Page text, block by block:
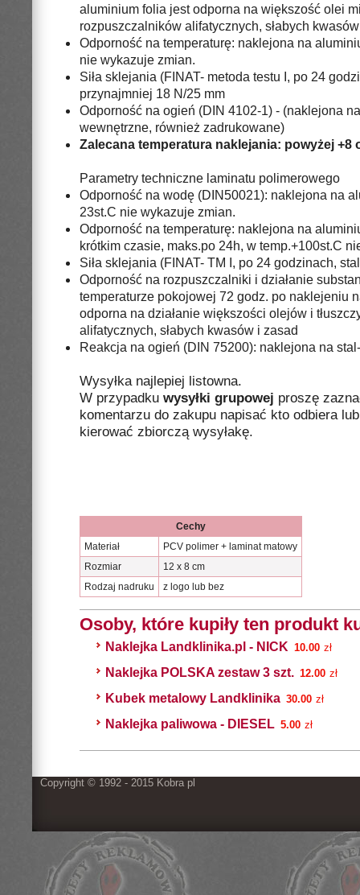
aluminium folia jest odporna na większość olei
rozpuszczalników alifatycznych, słabych
Odporność na temperaturę: naklejona na
nie wykazuje zmian.
Siła sklejania (FINAT- metoda testu I, po 24
przynajmniej 18 N/25 mm
Odporność na ogień (DIN 4102-1) - (naklejona
wewnętrzne, również zadrukowane)
Zalecana temperatura naklejania: powyżej +8
Parametry techniczne laminatu polimerowego
Odporność na wodę (DIN50021): naklejona na
23st.C nie wykazuje zmian.
Odporność na temperaturę: naklejona na
krótkim czasie, maks.po 24h, w temp.+100st.C
Siła sklejania (FINAT- TM I, po 24 godzinach,
Odporność na rozpuszczalniki i działanie
temperaturze pokojowej 72 godz. po naklejeniu
odporna na działanie większości olejów i
alifatycznych, słabych kwasów i zasad
Reakcja na ogień (DIN 75200): naklejona na
Wysyłka najlepiej listowna.
W przypadku wysyłki grupowej proszę
komentarzu do zakupu napisać kto odbiera
kierować zbiorczą wysyłakę.
Cechy
Materiał
PCV polimer + laminat matowy
Rozmiar
12 x 8 cm
Rodzaj nadruku
z logo lub bez
Osoby, które kupiły ten produkt
Naklejka Landklinika.pl - NICK 10.00 zł
Naklejka POLSKA zestaw 3 szt. 12.00 zł
Kubek metalowy Landklinika 30.00 zł
Naklejka paliwowa - DIESEL 5.00 zł
Copyright © 1992 - 2015 Kobra pl